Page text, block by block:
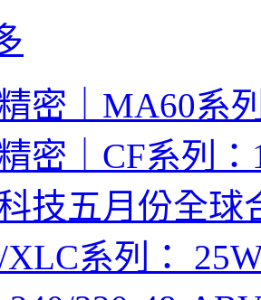
密｜MA60系
密｜CF系列：
技五月份全球
系列：